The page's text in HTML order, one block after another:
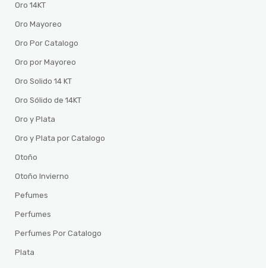
Oro 14KT
Oro Mayoreo
Oro Por Catalogo
Oro por Mayoreo
Oro Solido 14 KT
Oro Sólido de 14KT
Oro y Plata
Oro y Plata por Catalogo
Otoño
Otoño Invierno
Pefumes
Perfumes
Perfumes Por Catalogo
Plata